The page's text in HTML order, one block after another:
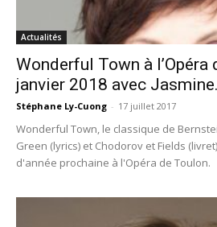
Actualités
Wonderful Town à l’Opéra
janvier 2018 avec
Stéphane Ly-Cuong - 17 juillet 2017
Wonderful Town, le classique de
Green (lyrics) et Chodorov et Fields
d'année prochaine à l'Opéra de Toulon.